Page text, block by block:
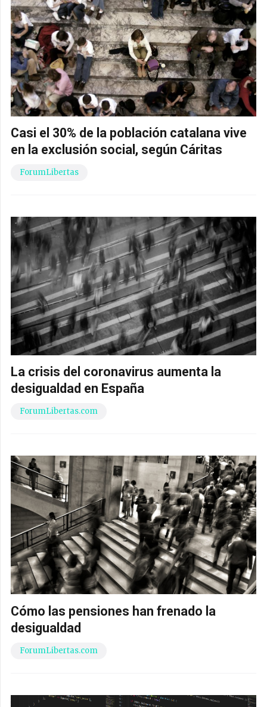
Casi el 30% de la población catalana vive
en la exclusión social, según Cáritas
ForumLibertas
La crisis del coronavirus aumenta la
desigualdad en España
ForumLibertas.com
Cómo las pensiones han frenado la
desigualdad
ForumLibertas.com